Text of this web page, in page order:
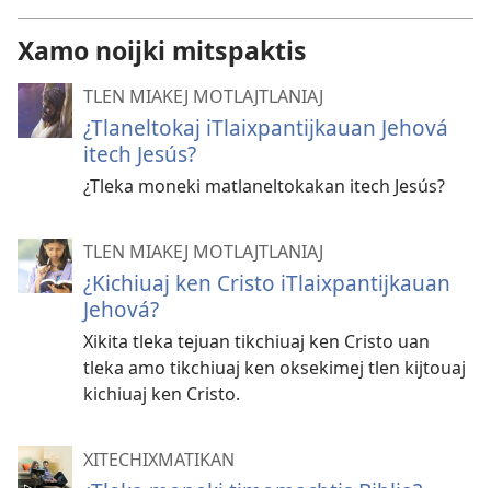
Xamo noijki mitspaktis
TLEN MIAKEJ MOTLAJTLANIAJ
¿Tlaneltokaj iTlaixpantijkauan Jehová
itech Jesús?
¿Tleka moneki matlaneltokakan itech Jesús?
TLEN MIAKEJ MOTLAJTLANIAJ
¿Kichiuaj ken Cristo iTlaixpantijkauan
Jehová?
Xikita tleka tejuan tikchiuaj ken Cristo uan
tleka amo tikchiuaj ken oksekimej tlen kijtouaj
kichiuaj ken Cristo.
XITECHIXMATIKAN